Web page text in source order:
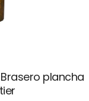
plancha